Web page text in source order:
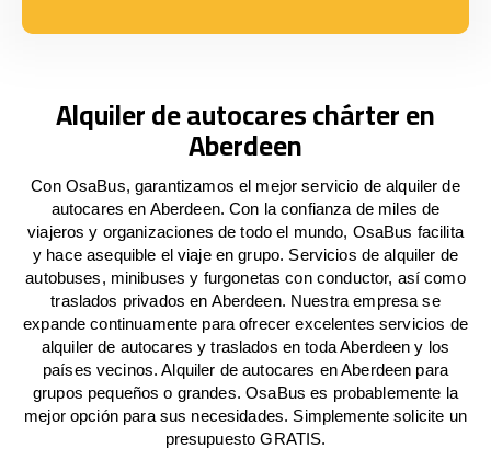
Alquiler de autocares chárter en
Aberdeen
Con OsaBus, garantizamos el mejor servicio de alquiler de
autocares en Aberdeen. Con la confianza de miles de
viajeros y organizaciones de todo el mundo, OsaBus facilita
y hace asequible el viaje en grupo. Servicios de alquiler de
autobuses, minibuses y furgonetas con conductor, así como
traslados privados en Aberdeen. Nuestra empresa se
expande continuamente para ofrecer excelentes servicios de
alquiler de autocares y traslados en toda Aberdeen y los
países vecinos. Alquiler de autocares en Aberdeen para
grupos pequeños o grandes. OsaBus es probablemente la
mejor opción para sus necesidades. Simplemente solicite un
presupuesto GRATIS.